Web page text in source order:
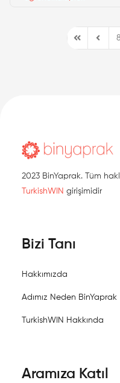
First Page
8
2023 BinYaprak. Tüm
TurkishWIN girişimidir
Bizi Tanı
Hakkımızda
Adımız Neden BinYaprak
TurkishWIN Hakkında
Aramıza Katıl